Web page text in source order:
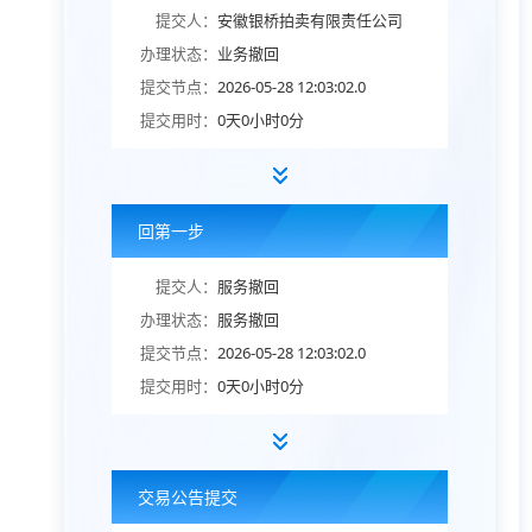
提交人： 安徽银桥拍卖有限责任公司
办理状态： 业务撤回
提交节点： 2026-05-28 12:03:02.0
提交用时： 0天0小时0分
回第一步
提交人： 服务撤回
办理状态： 服务撤回
提交节点： 2026-05-28 12:03:02.0
提交用时： 0天0小时0分
交易公告提交